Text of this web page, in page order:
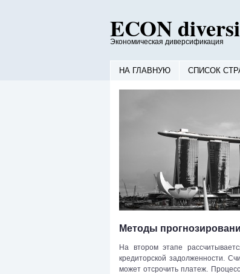
ECON
Экономическая диверсификация
НА ГЛАВНУЮ СПИСОК
Методы
На втором этапе
кредиторской задолженности.
может отсрочить платеж.